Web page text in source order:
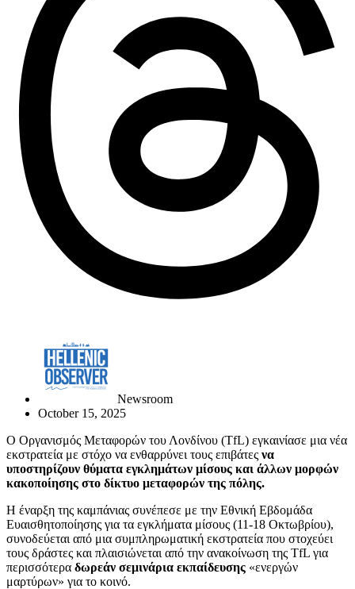
Newsroom
October 15, 2025
Ο Οργανισμός Μεταφορών του Λονδίνου (TfL) εγκαινίασε μια νέα
εκστρατεία με στόχο να ενθαρρύνει τους επιβάτες να
υποστηρίζουν θύματα εγκλημάτων μίσους και άλλων μορφών
κακοποίησης στο δίκτυο μεταφορών της πόλης.
Η έναρξη της καμπάνιας συνέπεσε με την Εθνική Εβδομάδα
Ευαισθητοποίησης για τα εγκλήματα μίσους (11-18 Οκτωβρίου),
συνοδεύεται από μια συμπληρωματική εκστρατεία που στοχεύει
τους δράστες και πλαισιώνεται από την ανακοίνωση της TfL για
περισσότερα δωρεάν σεμινάρια εκπαίδευσης «ενεργών
μαρτύρων» για το κοινό.